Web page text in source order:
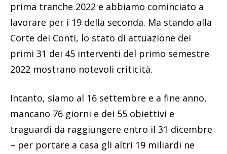
prima tranche 2022 e abbiamo cominciato a
lavorare per i 19 della seconda. Ma stando alla
Corte dei Conti, lo stato di attuazione dei
primi 31 dei 45 interventi del primo semestre
2022 mostrano notevoli criticità.
Intanto, siamo al 16 settembre e a fine anno,
mancano 76 giorni e dei 55 obiettivi e
traguardi da raggiungere entro il 31 dicembre
– per portare a casa gli altri 19 miliardi ne